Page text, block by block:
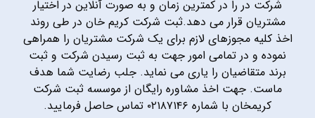
شرکت در را در کمترین زمان و به صورت آنلاین در اختیار
مشتریان قرار می دهد.ثبت شرکت کریم خان در طی روند
اخذ کلیه مجوزهای لازم برای یک شرکت مشتریان را همراهی
نموده و در تمامی امور جهت به ثبت رسیدن شرکت و ثبت
برند متقاضیان را یاری می نماید. جلب رضایت شما هدف
ماست. جهت اخذ مشاوره رایگان از موسسه ثبت شرکت
کریمخان با شماره ۰۲۱۸۷۱۴۶ تماس حاصل فرمایید.